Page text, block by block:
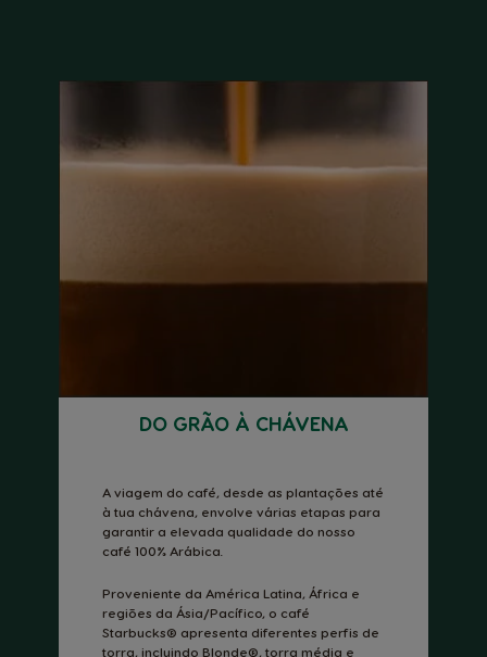
DO GRÃO À CHÁVENA
A viagem do café, desde as plantações até
à tua chávena, envolve várias etapas para
garantir a elevada qualidade do nosso
café 100% Arábica.
Proveniente da América Latina, África e
regiões da Ásia/Pacífico, o café
Starbucks® apresenta diferentes perfis de
torra, incluindo Blonde®, torra média e